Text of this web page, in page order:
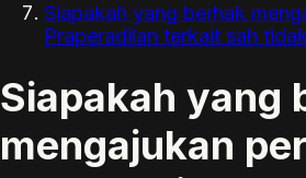
Siapakah yang berhak
Praperadilan terkait sah
Siapakah yang
mengajukan